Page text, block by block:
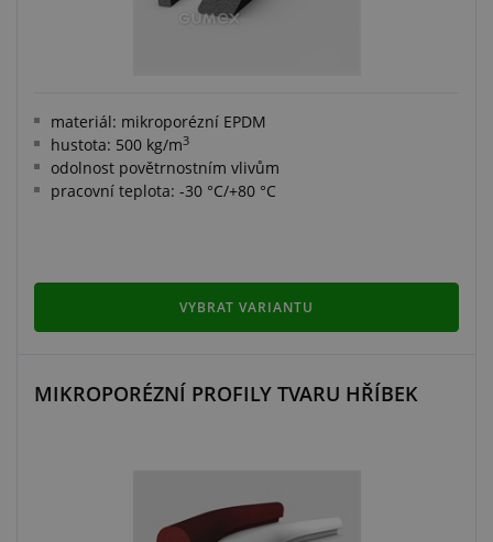
materiál: mikroporézní EPDM
hustota: 500 kg/m3
odolnost povětrnostním vlivům
pracovní teplota: -30 °C/+80 °C
VYBRAT VARIANTU
MIKROPORÉZNÍ PROFILY TVARU HŘÍBEK